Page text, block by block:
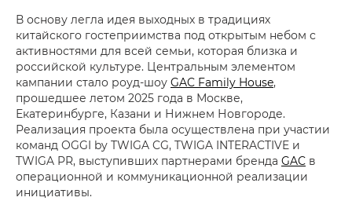
В основу легла идея выходных в традициях
китайского гостеприимства под открытым небом с
активностями для всей семьи, которая близка и
российской культуре. Центральным элементом
кампании стало роуд-шоу GAC Family House,
прошедшее летом 2025 года в Москве,
Екатеринбурге, Казани и Нижнем Новгороде.
Реализация проекта была осуществлена при участии
команд OGGI by TWIGA CG, TWIGA INTERACTIVE и
TWIGA PR, выступивших партнерами бренда GAC в
операционной и коммуникационной реализации
инициативы.